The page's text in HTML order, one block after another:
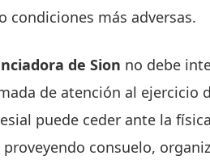
condiciones más adversas.
de Sion no debe
de atención al ejercicio
puede ceder ante la
consuelo,